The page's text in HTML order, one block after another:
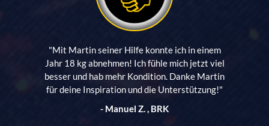
"Mit Martin seiner Hilfe konnte ich in einem
Jahr 18 kg abnehmen! Ich fühle mich jetzt viel
besser und hab mehr Kondition. Danke Martin
für deine Inspiration und die Unterstützung!"
- Manuel Z. , BRK